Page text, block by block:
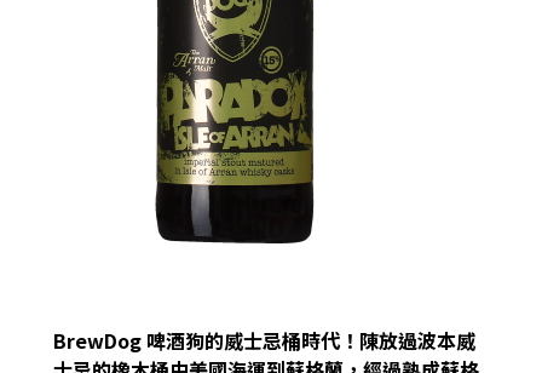
BrewDog 啤酒狗的威士忌桶時代！陳放過波本威